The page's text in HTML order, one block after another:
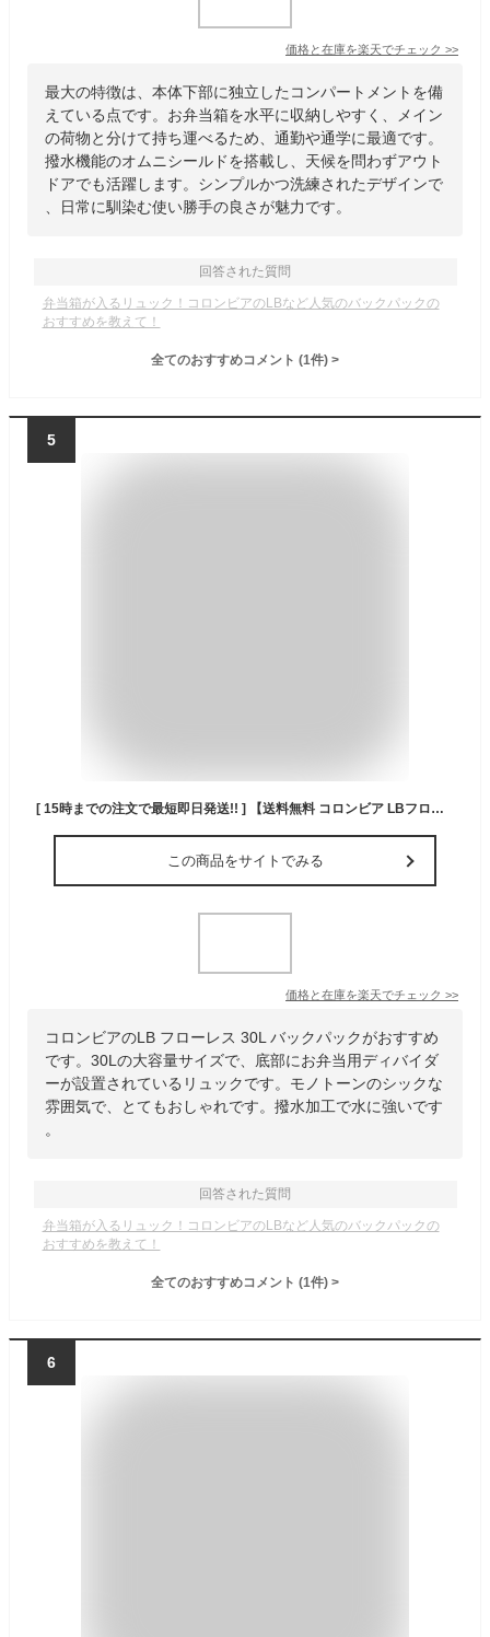
価格と在庫を楽天でチェック >>
最大の特徴は、本体下部に独立したコンパートメントを備
えている点です。お弁当箱を水平に収納しやすく、メイン
の荷物と分けて持ち運べるため、通勤や通学に最適です。
撥水機能のオムニシールドを搭載し、天候を問わずアウト
ドアでも活躍します。シンプルかつ洗練されたデザインで
、日常に馴染む使い勝手の良さが魅力です。
回答された質問
弁当箱が入るリュック！コロンビアのLBなど人気のバックパックの
おすすめを教えて！
全てのおすすめコメント (1件) >
5
[ 15時までの注文で最短即日発送!! ] 【送料無料 コロンビア LBフローレス 30L バックパック】Columbia LB FLAWLESS 30L BACKPACK BLACK pu8679-010 ブラック リュック 撥水 お弁当用ディバイダー設置 通勤 通学
この商品をサイトでみる
価格と在庫を楽天でチェック >>
コロンビアのLB フローレス 30L バックパックがおすすめ
です。30Lの大容量サイズで、底部にお弁当用ディバイダ
ーが設置されているリュックです。モノトーンのシックな
雰囲気で、とてもおしゃれです。撥水加工で水に強いです
。
回答された質問
弁当箱が入るリュック！コロンビアのLBなど人気のバックパックの
おすすめを教えて！
全てのおすすめコメント (1件) >
6